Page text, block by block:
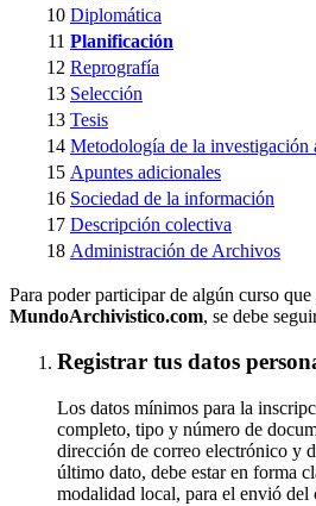
10 Diplomática
11 Planificación
12 Reprografía
13 Selección
13 Tesis
14 Metodología de la investigación
15 Apuntes adicionales
16 Sociedad de la información
17 Descripción colectiva
18 Administración de Archivos
Para poder participar de algún curso
MundoArchivistico.com, se debe
Registrar tus datos
Los datos mínimos para la
completo, tipo y número de
dirección de correo electrónico y
último dato, debe estar en forma
modalidad local, para el envió del